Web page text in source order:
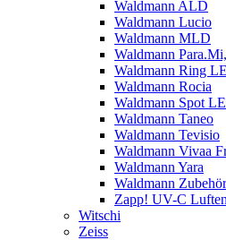
Waldmann ALD
Waldmann Lucio
Waldmann MLD
Waldmann
Waldmann Ring
Waldmann Rocia
Waldmann Spot
Waldmann Taneo
Waldmann Tevisio
Waldmann Vivaa
Waldmann Yara
Waldmann Zubehör
Zapp! UV-C
Witschi
Zeiss